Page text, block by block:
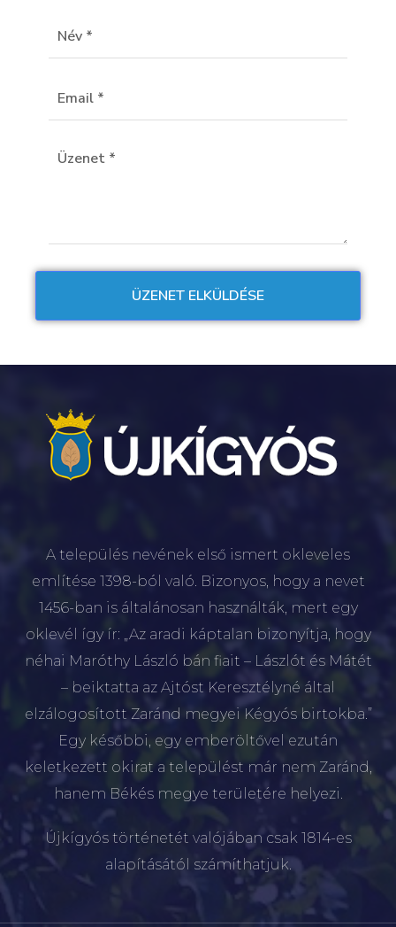
A település nevének első ismert okleveles
említése 1398-ból való. Bizonyos, hogy a nevet
1456-ban is általánosan használták, mert egy
oklevél így ír: „Az aradi káptalan bizonyítja, hogy
néhai Maróthy László bán fiait – Lászlót és Mátét
– beiktatta az Ajtóst Keresztélyné által
elzálogosított Zaránd megyei Kégyós birtokba.”
Egy későbbi, egy emberöltővel ezután
keletkezett okirat a települést már nem Zaránd,
hanem Békés megye területére helyezi.
Újkígyós történetét valójában csak 1814-es
alapításától számíthatjuk.